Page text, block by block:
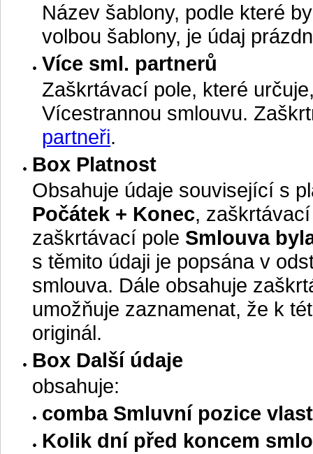
Název šablony, podle které
volbou šablony, je údaj
Více sml. partnerů
Zaškrtávací pole, které
Vícestrannou smlouvu.
partneři.
Box Platnost
Obsahuje údaje související s
Počátek + Konec,
zaškrtávací pole Smlouva
s těmito údaji je popsána v
smlouva. Dále obsahuje
umožňuje zaznamenat, že k
originál.
Box Další údaje
obsahuje:
comba Smluvní pozice
Kolik dní před koncem